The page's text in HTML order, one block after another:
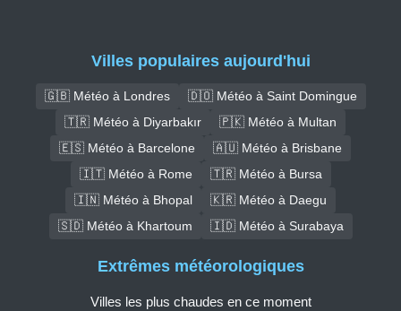
Villes populaires aujourd'hui
🇬🇧 Météo à Londres
🇩🇴 Météo à Saint Domingue
🇹🇷 Météo à Diyarbakır
🇵🇰 Météo à Multan
🇪🇸 Météo à Barcelone
🇦🇺 Météo à Brisbane
🇮🇹 Météo à Rome
🇹🇷 Météo à Bursa
🇮🇳 Météo à Bhopal
🇰🇷 Météo à Daegu
🇸🇩 Météo à Khartoum
🇮🇩 Météo à Surabaya
Extrêmes météorologiques
Villes les plus chaudes en ce moment